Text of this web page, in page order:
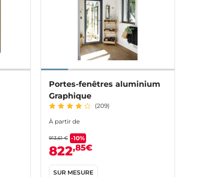
Portes-fenêtres aluminium
Graphique
(209)
À partir de
913,61 € -10%
822,85€
SUR MESURE